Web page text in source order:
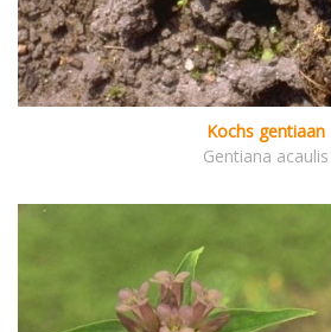
Kochs gentiaan
Gentiana acaulis